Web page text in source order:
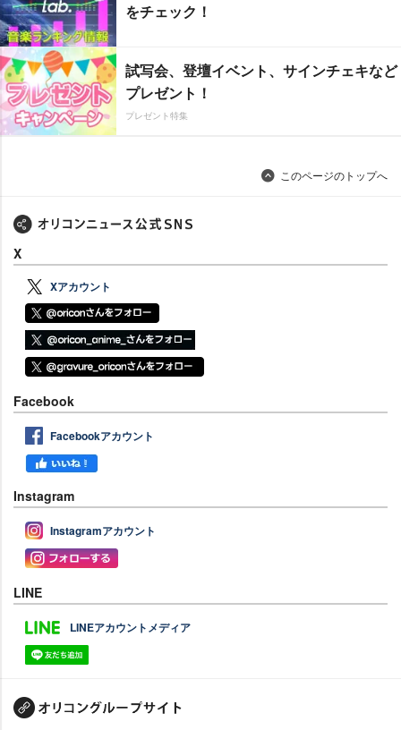
をチェック！
試写会、登壇イベント、サインチェキなど
プレゼント！
プレゼント特集
このページのトップへ
X
Xアカウント
Facebook
Facebookアカウント
Instagram
Instagramアカウント
LINE
LINEアカウントメディア